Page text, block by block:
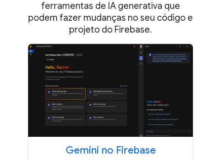
ferramentas de IA generativa que
podem fazer mudanças no seu código e
projeto do Firebase.
Gemini no Firebase